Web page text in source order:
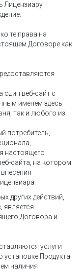
Лицензиару
те права на
Договоре как
один веб-сайт с
именем здесь
так и любого из
потребитель,
настоящего
сайта, на котором
других действий,
является
Договора и
услуги
установке Продукта
наличия